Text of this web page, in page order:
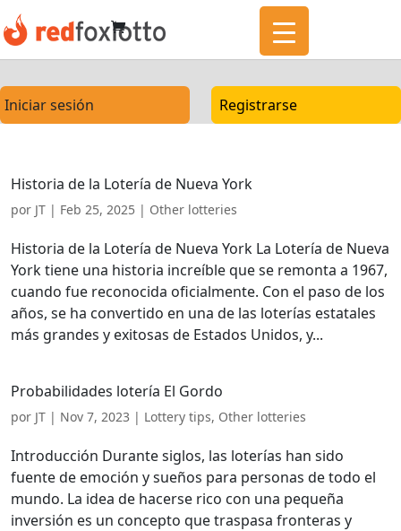
Iniciar sesión Registrarse
Historia de la Lotería de Nueva York
por JT | Feb 25, 2025 | Other lotteries
Historia de la Lotería de Nueva York La Lotería de Nueva
York tiene una historia increíble que se remonta a 1967,
cuando fue reconocida oficialmente. Con el paso de los
años, se ha convertido en una de las loterías estatales
más grandes y exitosas de Estados Unidos, y...
Probabilidades lotería El Gordo
por JT | Nov 7, 2023 | Lottery tips, Other lotteries
Introducción Durante siglos, las loterías han sido
fuente de emoción y sueños para personas de todo el
mundo. La idea de hacerse rico con una pequeña
inversión es un concepto que traspasa fronteras y